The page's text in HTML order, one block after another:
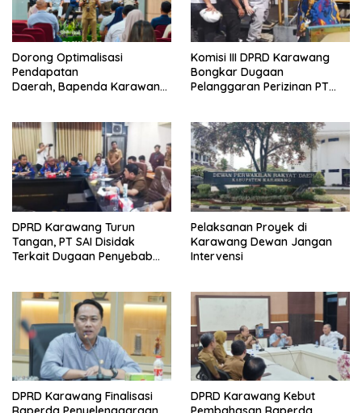
Dorong Optimalisasi
Pendapatan
Daerah, Bapenda Karawang
Dunia Usaha
Komisi III DPRD Karawang
Bongkar Dugaan
Pelanggaran Perizinan PT
DPRD Karawang Turun
Tangan, PT SAI Disidak
Terkait Dugaan Penyebab
Pelaksanan Proyek di
Karawang Dewan Jangan
Intervensi
DPRD Karawang Finalisasi
DPRD Karawang Kebut